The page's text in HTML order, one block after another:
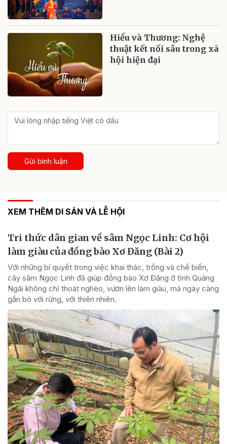
Hiểu và Thương: Nghệ
thuật kết nối sâu trong xã
hội hiện đại
Gửi bình luận
XEM THÊM DI SẢN VÀ LỄ HỘI
Tri thức dân gian về sâm Ngọc Linh: Cơ hội
làm giàu của đồng bào Xơ Đăng (Bài 2)
Với những bí quyết trong việc khai thác, trồng và chế biến,
cây sâm Ngọc Linh đã giúp đồng bào Xơ Đăng ở tỉnh Quảng
Ngãi không chỉ thoát nghèo, vươn lên làm giàu, mà ngày càng
gắn bó với rừng, với thiên nhiên.